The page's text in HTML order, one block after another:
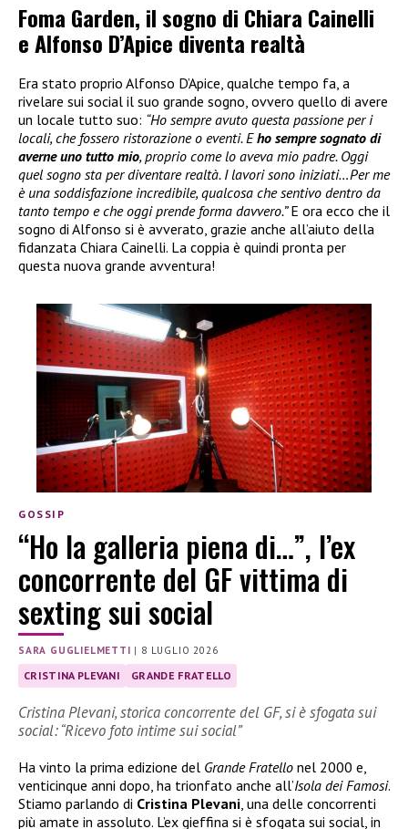
Foma Garden, il sogno di Chiara Cainelli
e Alfonso D’Apice diventa realtà
Era stato proprio Alfonso D’Apice, qualche tempo fa, a
rivelare sui social il suo grande sogno, ovvero quello di avere
un locale tutto suo: “Ho sempre avuto questa passione per i
locali, che fossero ristorazione o eventi. Eho sempre sognato di
averne uno tutto mio, proprio come lo aveva mio padre. Oggi
quel sogno sta per diventare realtà. I lavori sono iniziati…Per me
è una soddisfazione incredibile, qualcosa che sentivo dentro da
tanto tempo e che oggi prende forma davvero.”E ora ecco che il
sogno di Alfonso si è avverato, grazie anche all’aiuto della
fidanzata Chiara Cainelli. La coppia è quindi pronta per
questa nuova grande avventura!
GOSSIP
“Ho la galleria piena di…”, l’ex
concorrente del GF vittima di
sexting sui social
SARA GUGLIELMETTI | 8 LUGLIO 2026
CRISTINA PLEVANI GRANDE FRATELLO
Cristina Plevani, storica concorrente del GF, si è sfogata sui
social: “Ricevo foto intime sui social”
Ha vinto la prima edizione del Grande Fratello nel 2000 e,
venticinque anni dopo, ha trionfato anche all’Isola dei Famosi.
Stiamo parlando di Cristina Plevani , una delle concorrenti
più amate in assoluto. L’ex gieffina si è sfogata sui social, in